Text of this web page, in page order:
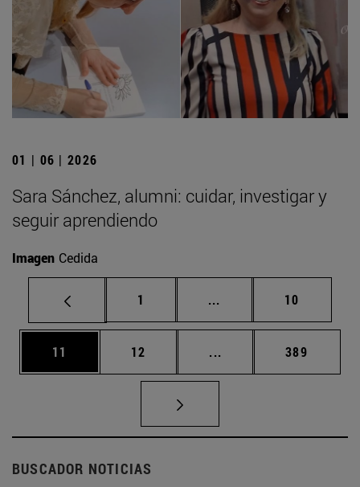
01 | 06 | 2026
Sara Sánchez, alumni: cuidar, investigar y
seguir aprendiendo
Imagen Cedida
Página
1 ... Páginas intermedias
Página
10
Página
11 Página
12 ... Páginas intermedias
Página
389
BUSCADOR NOTICIAS